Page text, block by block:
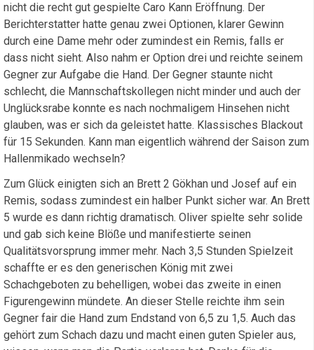
nicht die recht gut gespielte Caro Kann Eröffnung. Der
Berichterstatter hatte genau zwei Optionen, klarer Gewinn
durch eine Dame mehr oder zumindest ein Remis, falls er
dass nicht sieht. Also nahm er Option drei und reichte seinem
Gegner zur Aufgabe die Hand. Der Gegner staunte nicht
schlecht, die Mannschaftskollegen nicht minder und auch der
Unglücksrabe konnte es nach nochmaligem Hinsehen nicht
glauben, was er sich da geleistet hatte. Klassisches Blackout
für 15 Sekunden. Kann man eigentlich während der Saison zum
Hallenmikado wechseln?
Zum Glück einigten sich an Brett 2 Gökhan und Josef auf ein
Remis, sodass zumindest ein halber Punkt sicher war. An Brett
5 wurde es dann richtig dramatisch. Oliver spielte sehr solide
und gab sich keine Blöße und manifestierte seinen
Qualitätsvorsprung immer mehr. Nach 3,5 Stunden Spielzeit
schaffte er es den generischen König mit zwei
Schachgeboten zu behelligen, wobei das zweite in einen
Figurengewinn mündete. An dieser Stelle reichte ihm sein
Gegner fair die Hand zum Endstand von 6,5 zu 1,5. Auch das
gehört zum Schach dazu und macht einen guten Spieler aus,